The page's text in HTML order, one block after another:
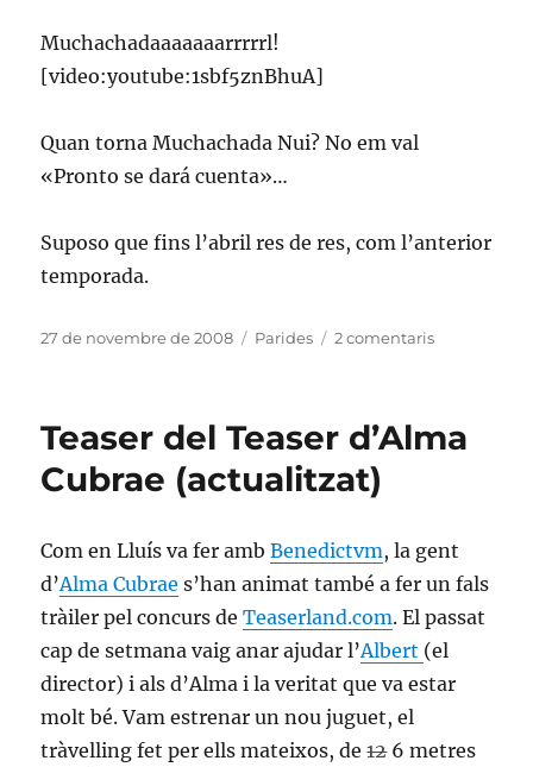
Muchachadaaaaaaarrrrrl!
[video:youtube:1sbf5znBhuA]
Quan torna Muchachada Nui? No em val
«Pronto se dará cuenta»…
Suposo que fins l’abril res de res, com l’anterior
temporada.
Publicat
27 de novembre de 2008 Categories
Parides 2 comentarisa
Teaser del Teaser d’Alma
Cubrae (actualitzat)
Com en Lluís va fer ambBenedictvm, la gent
d’Alma Cubrae s’han animat també a fer un fals
tràiler pel concurs deTeaserland.com. El passat
cap de setmana vaig anar ajudar l’Albert (el
director) i als d’Alma i la veritat que va estar
molt bé. Vam estrenar un nou juguet, el
tràvelling fet per ells mateixos, de126 metres